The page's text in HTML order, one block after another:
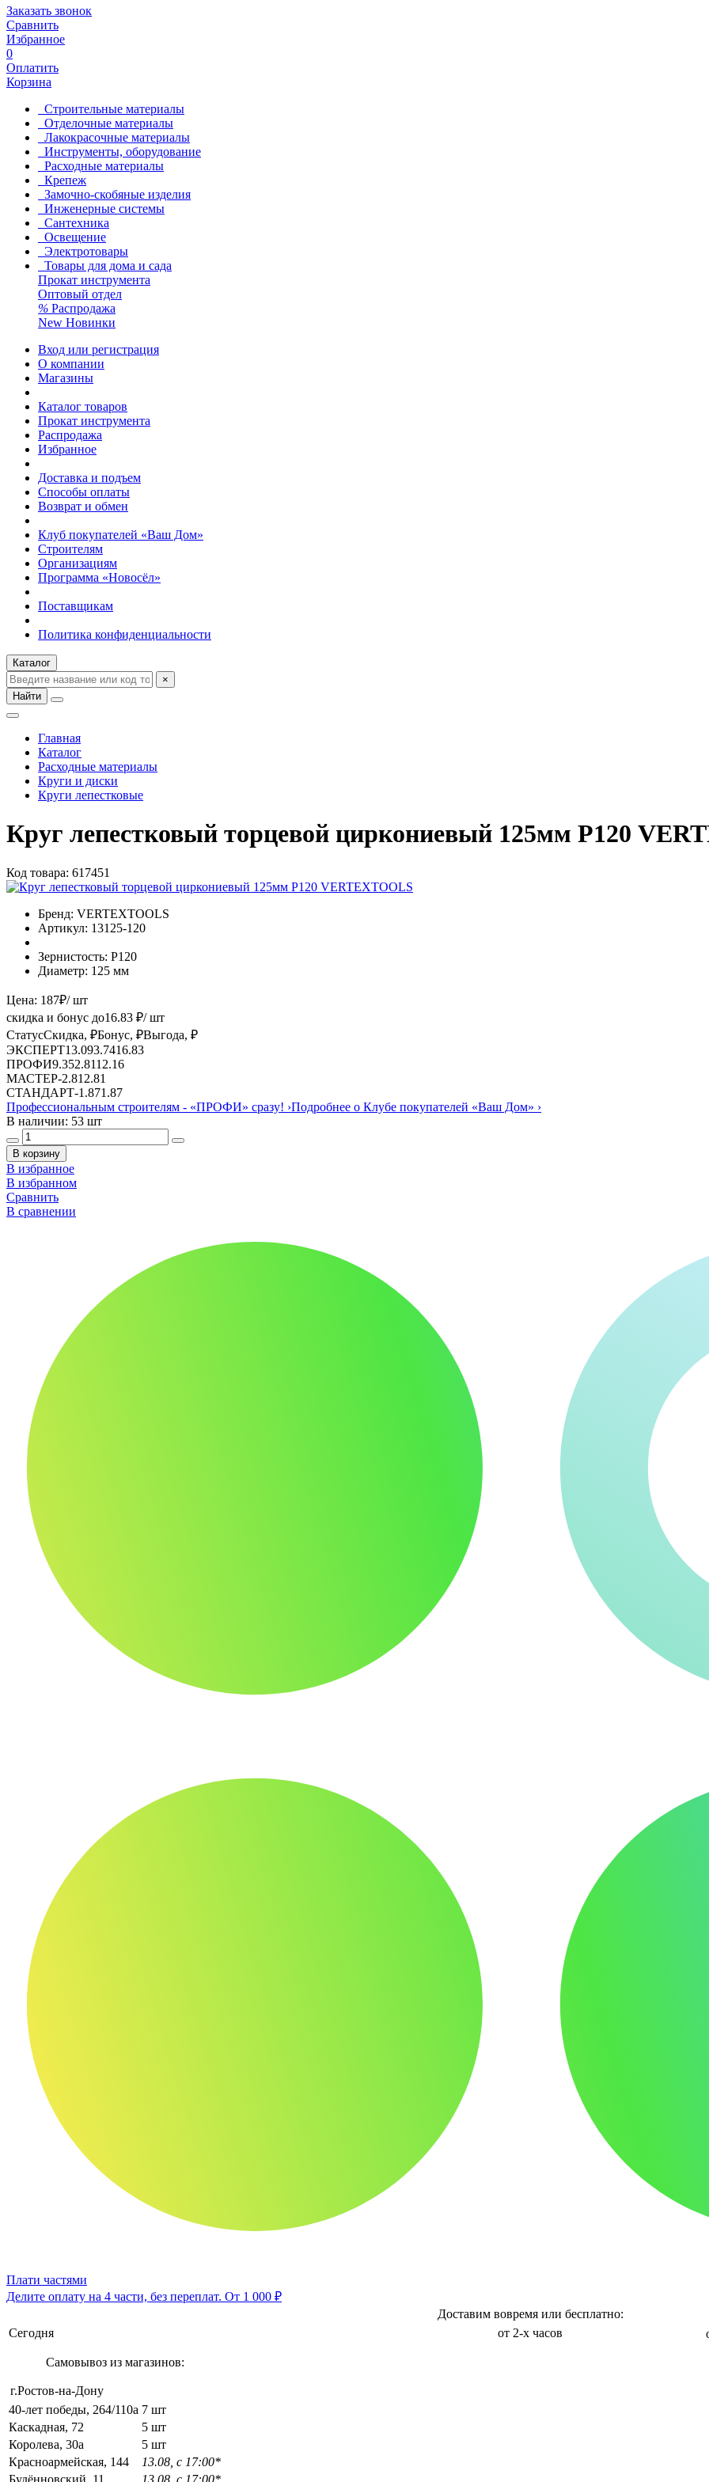
Заказать звонок
Сравнить
Избранное
0
Оплатить
Корзина
Строительные материалы
Отделочные материалы
Лакокрасочные материалы
Инструменты, оборудование
Расходные материалы
Крепеж
Замочно-скобяные изделия
Инженерные системы
Сантехника
Освещение
Электротовары
Товары для дома и сада
Прокат инструмента
Оптовый отдел
% Распродажа
New Новинки
Вход или регистрация
О компании
Магазины
Каталог товаров
Прокат инструмента
Распродажа
Избранное
Доставка и подъем
Способы оплаты
Возврат и обмен
Клуб покупателей «Ваш Дом»
Строителям
Организациям
Программа «Новосёл»
Поставщикам
Политика конфиденциальности
Каталог
×
Найти
Главная
Каталог
Расходные материалы
Круги и диски
Круги лепестковые
Круг лепестковый торцевой циркониевый 125мм Р120
Код товара: 617451
Бренд: VERTEXTOOLS
Артикул: 13125-120
Зернистость: Р120
Диаметр: 125 мм
Цена: 187₽/ шт
скидка и бонус до16.83 ₽/ шт
СтатусСкидка, ₽Бонус, ₽Выгода, ₽
ЭКСПЕРТ13.093.7416.83
ПРОФИ9.352.8112.16
МАСТЕР-2.81 2.81
СТАНДАРТ-1.871.87
Профессиональным строителям - «ПРОФИ» сразу! ›Подробнее о Клубе покупателей «Ваш Дом» ›
В наличии: 53 шт
В корзину
В избранное
В избранном
Сравнить
В сравнении
Плати частями
Делите оплату на 4 части, без переплат. От 1 000 ₽
Доставим вовремя или бесплатно:
Сегодня
от 2-х часов
Самовывоз из магазинов:
г.Ростов-на-Дону
40-лет победы, 264/110а 7 шт
Каскадная, 72
5 шт
Королева, 30а
5 шт
Красноармейская, 144
13.08, с 17:00*
Будённовский, 11
13.08, с 17:00*